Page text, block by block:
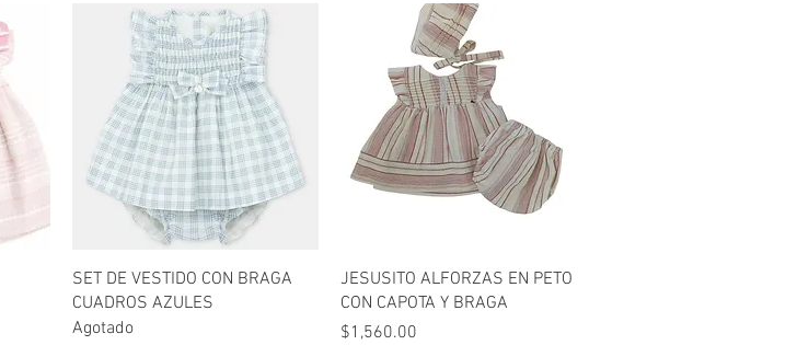
Vista rápida
SET DE VESTIDO CON BRAGA
CUADROS AZULES
Agotado
Vista rápida
JESUSITO ALFORZAS EN PETO
CON CAPOTA Y BRAGA
Precio
$1,560.00